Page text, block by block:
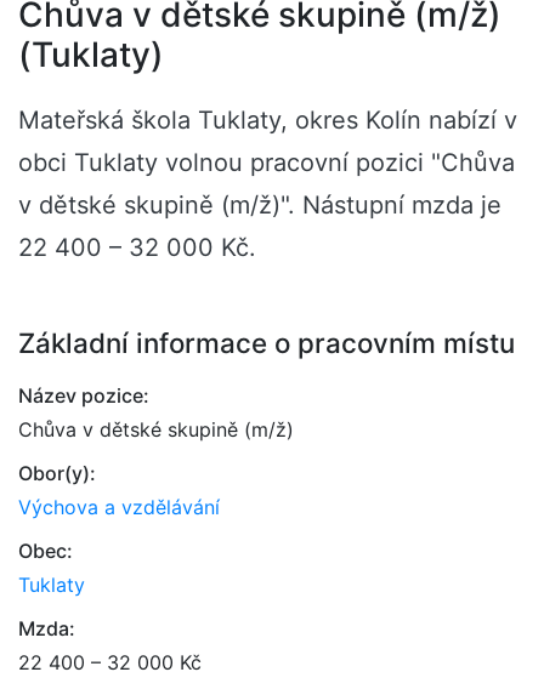
Chůva v dětské skupině (m/ž)
(Tuklaty)
Mateřská škola Tuklaty, okres Kolín nabízí v
obci Tuklaty volnou pracovní pozici "Chůva
v dětské skupině (m/ž)". Nástupní mzda je
22 400 – 32 000 Kč.
Základní informace o pracovním místu
Název pozice:
Chůva v dětské skupině (m/ž)
Obor(y):
Výchova a vzdělávání
Obec:
Tuklaty
Mzda:
22 400 – 32 000 Kč